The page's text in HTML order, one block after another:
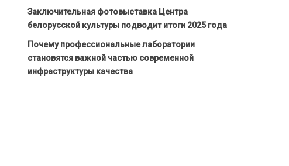
Заключительная фотовыставка Центра
белорусской культуры подводит итоги 2025 года
Почему профессиональные лаборатории
становятся важной частью современной
инфраструктуры качества